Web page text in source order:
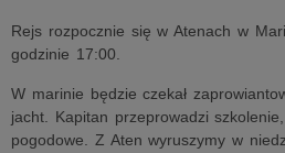
Rejs rozpocznie się w Atenach w
godzinie 17:00.
W marinie będzie czekał
jacht. Kapitan przeprowadzi
pogodowe. Z Aten wyruszymy w